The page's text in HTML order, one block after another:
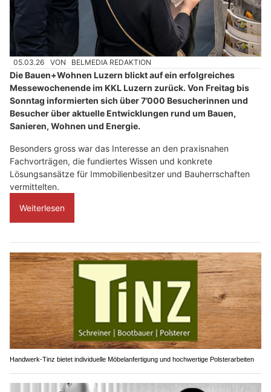
05.03.26 VON BELMEDIA REDAKTION
Die Bauen+Wohnen Luzern blickt auf ein erfolgreiches
Messewochenende im KKL Luzern zurück. Von Freitag bis
Sonntag informierten sich über 7’000 Besucherinnen und
Besucher über aktuelle Entwicklungen rund um Bauen,
Sanieren, Wohnen und Energie.
Besonders gross war das Interesse an den praxisnahen
Fachvorträgen, die fundiertes Wissen und konkrete
Lösungsansätze für Immobilienbesitzer und Bauherrschaften
vermittelten.
Weiterlesen
Handwerk-Tinz bietet individuelle Möbelanfertigung und hochwertige Polsterarbeiten